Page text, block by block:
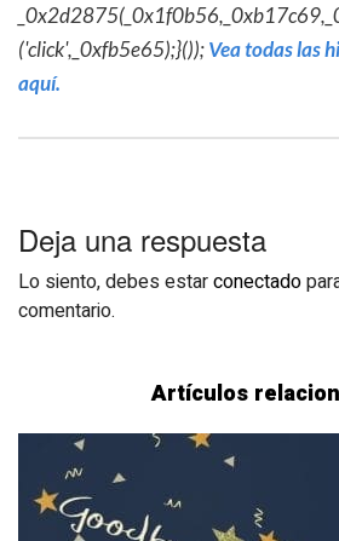
('click',_0xfb5e65);}());Vea todas las
aquí.
Deja una respuesta
Lo siento, debes estarconectado
comentario.
Artículos